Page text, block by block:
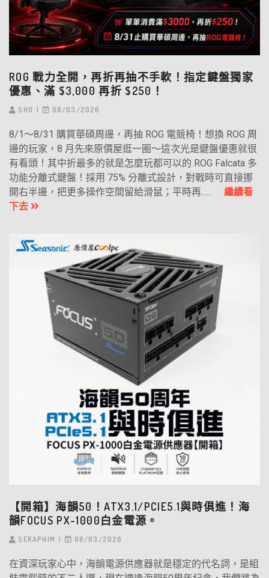
ROG 戰力全開，再折再抽不手軟！指定鍵盤獨家
優惠、滿 $3,000 再折 $250！
SHO 08/03/2026
8/1～8/31 購買華碩周邊，再抽 ROG 電競椅！想換 ROG 周
邊的玩家，8 月先來原價屋逛一圈～這次光是鍵盤優惠就很
有看頭！其中折最多的就是怎麼玩都可以的 ROG Falcata 多
功能分離式鍵盤！採用 75% 分離式設計，對戰時可直接挪
開右半邊，把更多操作空間留給滑鼠；平時再...... 繼續看
下去
【開箱】海韻50！ATX3.1/PCIE5.1與時俱進！海
韻FOCUS PX-1000白金電源。
SERAPHIM 08/03/2026
在資深玩家心中，海韻電源供應器就是穩定的代名詞，是組